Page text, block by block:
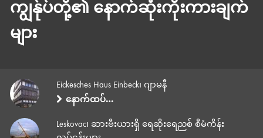
ကျွန်ုပ်တို့၏ နောက်ဆုံးကိုးကားချက်
များ
Eickesches Haus Einbeck၊ ဂျာမနီ
နောက်ထပ်…
Leskovac၊ ဆားဗီးယားရှိ ရေဆိုးရေညစ် စီမံကိန်း